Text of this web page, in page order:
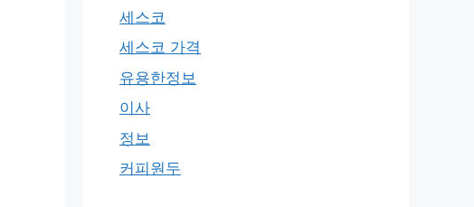
세스코
세스코 가격
유용한정보
이사
정보
커피원두